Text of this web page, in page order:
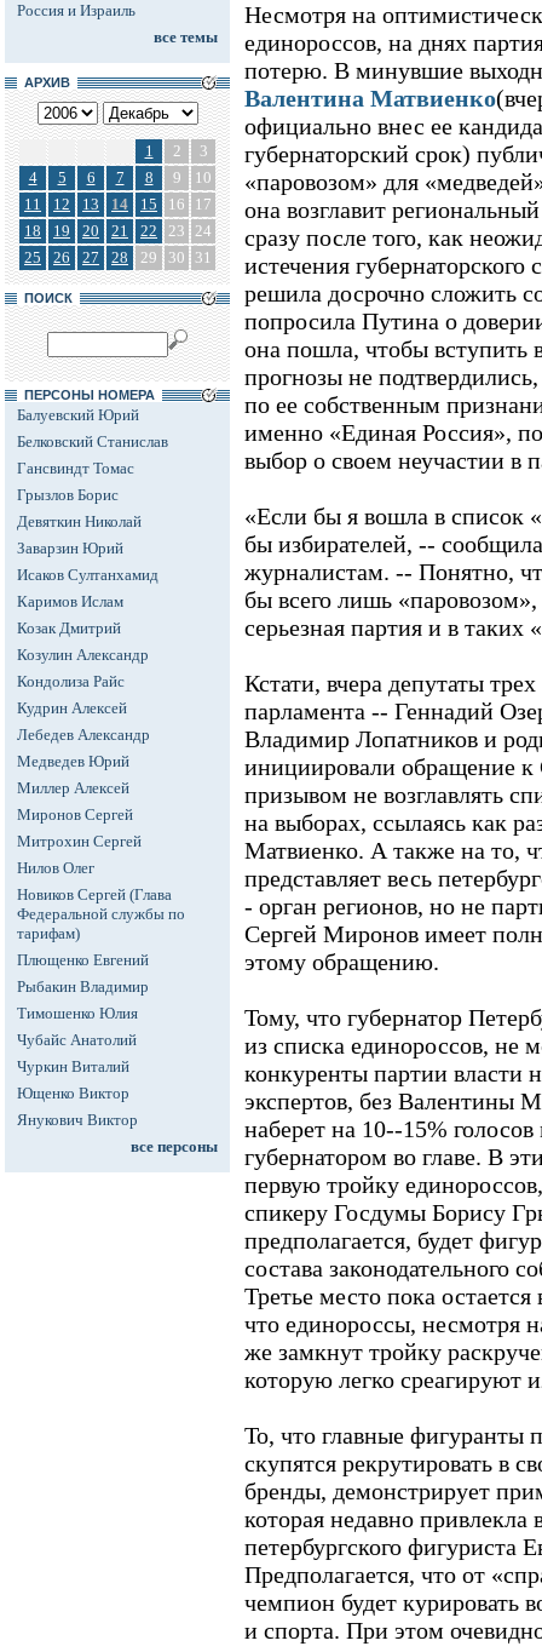
Россия и Израиль
все темы
АРХИВ
1 2
3
4
5 6 7 8 9
10
11
12 13 14 15 16
17
18
19 20 21 22 23 24
25
26 27 28 29 30 31
ПОИСК
ПЕРСОНЫ НОМЕРА
Балуевский Юрий
Белковский Станислав
Гансвиндт Томас
Грызлов Борис
Девяткин Николай
Заварзин Юрий
Исаков Султанхамид
Каримов Ислам
Козак Дмитрий
Козулин Александр
Кондолиза Райс
Кудрин Алексей
Лебедев Александр
Медведев Юрий
Миллер Алексей
Миронов Сергей
Митрохин Сергей
Нилов Олег
Новиков Сергей (Глава
Федеральной службы по
тарифам)
Плющенко Евгений
Рыбакин Владимир
Тимошенко Юлия
Чубайс Анатолий
Чуркин Виталий
Ющенко Виктор
Янукович Виктор
все персоны
Несмотря на
единороссов, на днях
потерю. В минувшие
Валентина Матвиенко
официально внес ее
губернаторский срок)
«паровозом» для
она возглавит
сразу после того, как
истечения
решила досрочно сложить
попросила Путина о
она пошла, чтобы вступить
прогнозы не
по ее собственным
именно «Единая Россия»,
выбор о своем неучастии в
«Если бы я вошла в список
бы избирателей, --
журналистам. -- Понятно,
бы всего лишь
серьезная партия и в таких
Кстати, вчера депутаты
парламента -- Геннадий
Владимир Лопатников и
инициировали обращение
призывом не возглавлять
на выборах, ссылаясь как
Матвиенко. А также на то,
представляет весь
- орган регионов, но не
Сергей Миронов имеет
этому обращению.
Тому, что губернатор
из списка единороссов, не
конкуренты партии власти
экспертов, без Валентины
наберет на 10--15%
губернатором во главе. В
первую тройку
спикеру Госдумы Борису
предполагается, будет
состава законодательного
Третье место пока
что единороссы, несмотря
же замкнут тройку
которую легко среагируют
То, что главные фигуранты
скупятся рекрутировать в
бренды, демонстрирует
которая недавно
петербургского фигуриста
Предполагается, что от
чемпион будет курировать
и спорта. При этом